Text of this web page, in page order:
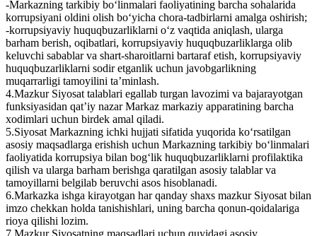
-Markazning tarkibiy bo‘linmalari faoliyatining barcha sohalarida
korrupsiyani oldini olish bo‘yicha chora-tadbirlarni amalga oshirish;
-korrupsiyaviy huquqbuzarliklarni o‘z vaqtida aniqlash, ularga
barham berish, oqibatlari, korrupsiyaviy huquqbuzarliklarga olib
keluvchi sabablar va shart-sharoitlarni bartaraf etish, korrupsiyaviy
huquqbuzarliklarni sodir etganlik uchun javobgarlikning
muqarrarligi tamoyilini ta’minlash.
4.Mazkur Siyosat talablari egallab turgan lavozimi va bajarayotgan
funksiyasidan qat’iy nazar Markaz markaziy apparatining barcha
xodimlari uchun birdek amal qiladi.
5.Siyosat Markazning ichki hujjati sifatida yuqorida ko‘rsatilgan
asosiy maqsadlarga erishish uchun Markazning tarkibiy bo‘linmalari
faoliyatida korrupsiya bilan bog‘lik huquqbuzarliklarni profilaktika
qilish va ularga barham berishga qaratilgan asosiy talablar va
tamoyillarni belgilab beruvchi asos hisoblanadi.
6.Markazka ishga kirayotgan har qanday shaxs mazkur Siyosat bilan
imzo chekkan holda tanishishlari, uning barcha qonun-qoidalariga
rioya qilishi lozim.